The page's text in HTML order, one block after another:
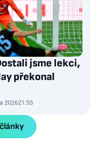
jsme lekci,
překonal
202621:55